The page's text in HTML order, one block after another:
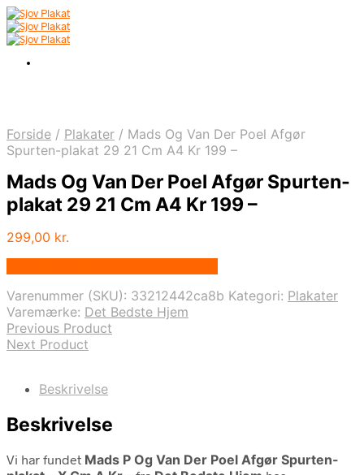
Forside / Plakater / Mads Og Van Der Poel Afgør
Spurten-plakat 29 21 Cm A4 Kr 199 –
Mads Og Van Der Poel Afgør Spurten-
plakat 29 21 Cm A4 Kr 199 –
299,00 kr.
Varenummer (SKU): 33212442ca8b Kategori: Plakater
Varemærke: Det Bedste Hjem
Previous Product
Next Product
Beskrivelse
Beskrivelse
Vi har fundet Mads P Og Van Der Poel Afgør Spurten-